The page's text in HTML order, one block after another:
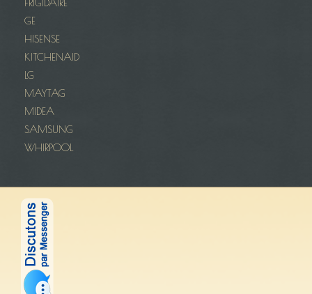
GE
HISENSE
KITCHENAID
LG
MAYTAG
MIDEA
SAMSUNG
WHIRPOOL